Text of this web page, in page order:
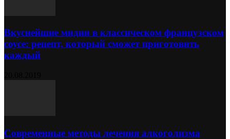
Вкуснейшие мидии в классическом французском
соусе: рецепт, который сможет приготовить
каждый
Современные методы лечения алкоголизма